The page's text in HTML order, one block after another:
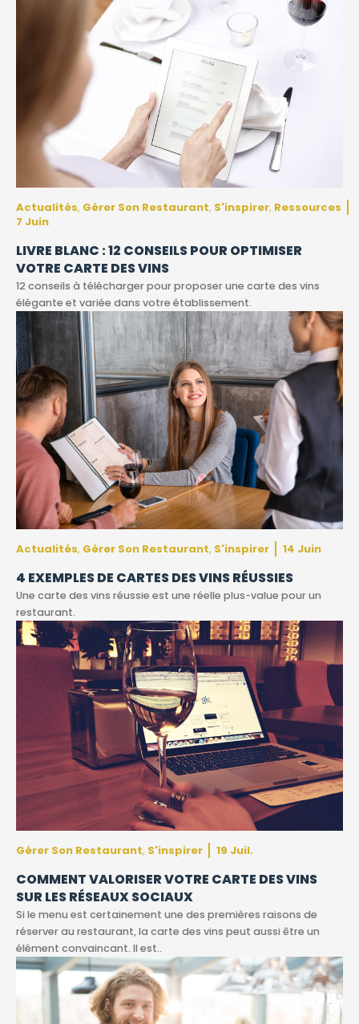
Actualités, Gérer Son Restaurant, S'inspirer, Ressources
7 Juin
LIVRE BLANC : 12 CONSEILS POUR OPTIMISER
VOTRE CARTE DES VINS
12 conseils à télécharger pour proposer une carte des vins
élégante et variée dans votre établissement.
Actualités, Gérer Son Restaurant, S'inspirer 14 Juin
4 EXEMPLES DE CARTES DES VINS RÉUSSIES
Une carte des vins réussie est une réelle plus-value pour un
restaurant.
Gérer Son Restaurant, S'inspirer 19 Juil.
COMMENT VALORISER VOTRE CARTE DES VINS
SUR LES RÉSEAUX SOCIAUX
Si le menu est certainement une des premières raisons de
réserver au restaurant, la carte des vins peut aussi être un
élément convaincant. Il est..